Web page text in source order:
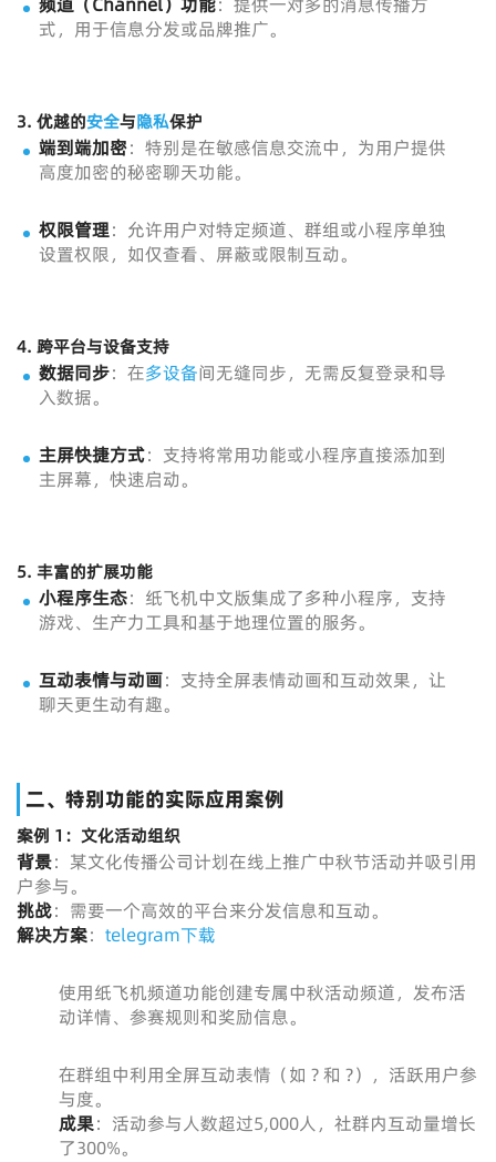
频道 （Channel）功能：提供一对多的消息传播方
式，用于信息分发或品牌推广。
3. 优越的安全与隐私保护
端到端加密：特别是在敏感信息交流中，为用户提供
高度加密的秘密聊天功能。
权限管理：允许用户对特定频道、群组或小程序单独
设置权限，如仅查看、屏蔽或限制互动。
4. 跨平台与设备支持
数据同步：在多设备间无缝同步，无需反复登录和导
入数据。
主屏快捷方式：支持将常用功能或小程序直接添加到
主屏幕，快速启动。
5. 丰富的扩展功能
小程序生态：纸飞机中文版集成了多种小程序，支持
游戏、生产力工具和基于地理位置的服务。
互动表情与动画：支持全屏表情动画和互动效果，让
聊天更生动有趣。
二、特别功能的实际应用案例
案例 1：文化活动组织
背景：某文化传播公司计划在线上推广中秋节活动并吸引用
户参与。
挑战：需要一个高效的平台来分发信息和互动。
解决方案： telegram下载
使用纸飞机频道功能创建专属中秋活动频道，发布活
动详情、参赛规则和奖励信息。
在群组中利用全屏互动表情（如 ? 和 ?），活跃用户参
与度。
成果：活动参与人数超过5,000人，社群内互动量增长
了300%。